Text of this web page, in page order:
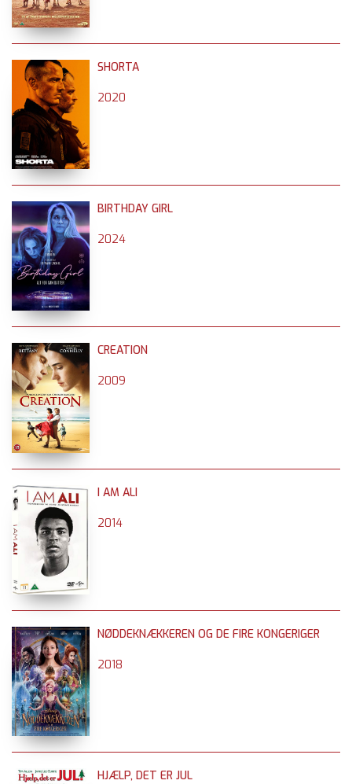
SHORTA
2020
BIRTHDAY GIRL
2024
CREATION
2009
I AM ALI
2014
NØDDEKNÆKKEREN OG DE FIRE KONGERIGER
2018
HJÆLP, DET ER JUL